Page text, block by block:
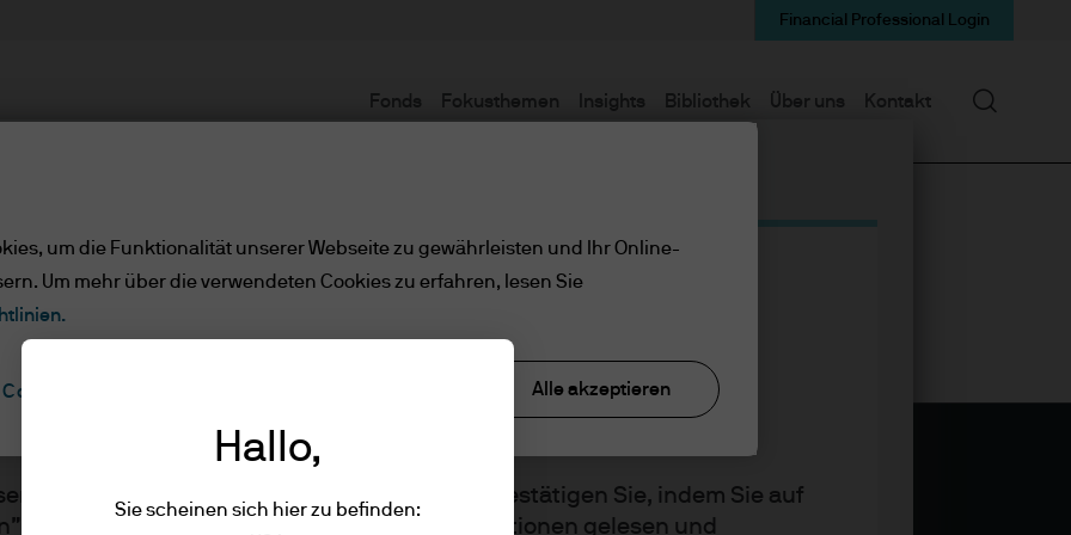
qualifizierte Anlege
Kunde/qualifizierte Anlege
Sie bitte die folgenden Informationen und bestätigen Sie, indem Sie auf
klicken, dass Sie die bereitgestellten Informationen gelesen und
Fonds Fokusthemen Insights Bibliothek Über uns Kontakt
Financial Professional Login
Suchen
Hallo,
Sie scheinen sich hier zu befinden:
um die Funktionalität unserer Webseite zu gewährleisten und Ihr Online-
Um mehr über die verwendeten Cookies zu erfahren, lesen Sie
Cookie-Einstellungen Alle akzeptieren